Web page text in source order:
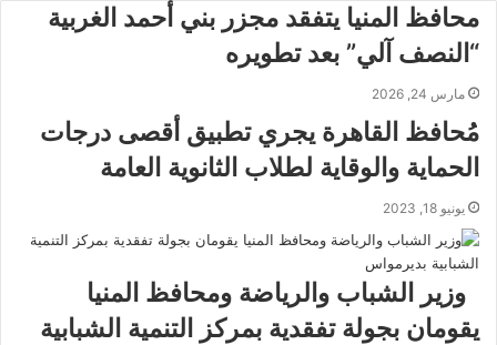
محافظ المنيا يتفقد مجزر بني أحمد الغربية
“النصف آلي” بعد تطويره
مارس 24, 2026
مُحافظ القاهرة يجري تطبيق أقصى درجات
الحماية والوقاية لطلاب الثانوية العامة
يونيو 18, 2023
وزير الشباب والرياضة ومحافظ المنيا
يقومان بجولة تفقدية بمركز التنمية الشبابية